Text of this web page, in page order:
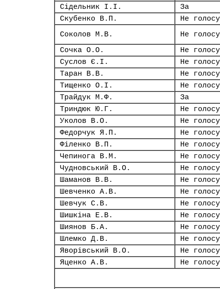
Сідельник І.І.
За
Скубенко В.П.
Не
Соколов М.В.
Не
Сочка О.О.
Не
Суслов Є.І.
Не
Таран В.В.
Не
Тищенко О.І.
Не
Трайдук М.Ф.
За
Триндюк Ю.Г.
Не
Уколов В.О.
Не
Федорчук Я.П.
Не
Філенко В.П.
Не
Чепинога В.М.
Не
Чудновський В.О.
Не
Шаманов В.В.
Не
Шевченко А.В.
Не
Шевчук С.В.
Не
Шишкіна Е.В.
Не
Шиянов Б.А.
Не
Шлемко Д.В.
Не
Яворівський В.О.
Не
Яценко А.В.
Не